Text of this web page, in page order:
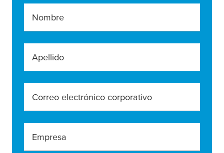
Nombre
Apellido
Correo electrónico corporativo
Empresa